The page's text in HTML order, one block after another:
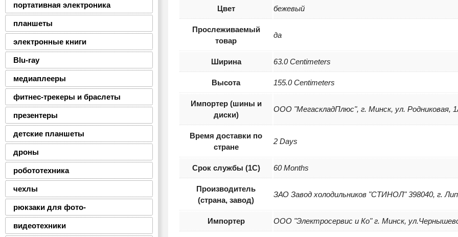
портативная электроника
планшеты
электронные книги
Blu-ray
медиаплееры
фитнес-трекеры и браслеты
презентеры
детские планшеты
дроны
робототехника
чехлы
рюкзаки для фото-
видеотехники
Цвет бежевый
Прослеживаемый
товар
да
Ширина 63.0 Centimeters
Высота 155.0 Centimeters
Импортер (шины и
диски)
ООО "МегаскладПлюс", г. Минск, ул. Родниковая,
Время доставки по
стране
2 Days
Срок службы (1С) 60 Months
Производитель
(страна, завод)
ЗАО Завод холодильников "СТИНОЛ" 398040, г.
Импортер ООО "Электросервис и Ко" г. Минск,